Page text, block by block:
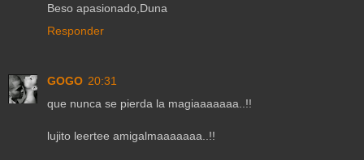
Beso apasionado,Duna
Responder
GOGO 20:31
que nunca se pierda la magiaaaaaaa..!!
lujito leertee amigalmaaaaaaa..!!